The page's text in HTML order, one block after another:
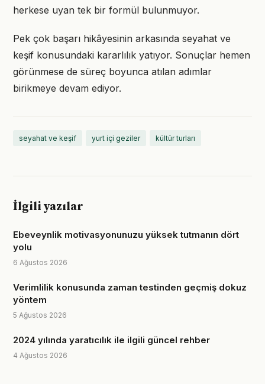
herkese uyan tek bir formül bulunmuyor.
Pek çok başarı hikâyesinin arkasında seyahat ve
keşif konusundaki kararlılık yatıyor. Sonuçlar hemen
görünmese de süreç boyunca atılan adımlar
birikmeye devam ediyor.
seyahat ve keşif yurt içi geziler kültür turları
İlgili yazılar
Ebeveynlik motivasyonunuzu yüksek tutmanın dört
yolu
6 Ağustos 2026
Verimlilik konusunda zaman testinden geçmiş dokuz
yöntem
5 Ağustos 2026
2024 yılında yaratıcılık ile ilgili güncel rehber
4 Ağustos 2026